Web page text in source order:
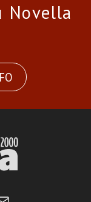
Novella